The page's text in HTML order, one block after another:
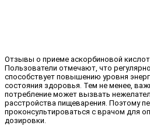
Отзывы о приеме аскорбиновой
Пользователи отмечают, что
способствует повышению уровня
состояния здоровья. Тем не менее,
потребление может вызвать
расстройства пищеварения. Поэтому
проконсультироваться с врачом для
дозировки.